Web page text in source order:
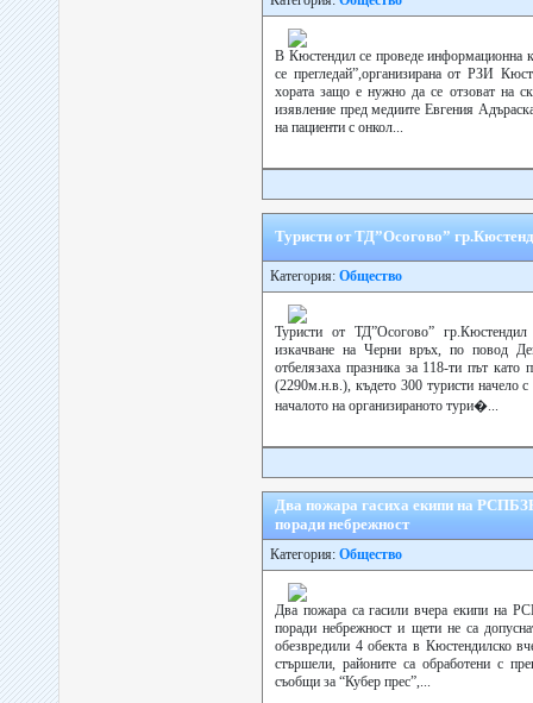
В Кюстендил се проведе информационна
се прегледай”,организирана от РЗИ
хората защо е нужно да се отзоват на
изявление пред медиите Евгения
на пациенти с онкол...
Туристи от ТД”Осогово”
Категория: Общество
Туристи от ТД”Осогово”
изкачване на Черни връх, по повод
отбелязаха празника за 118-ти път като
(2290м.н.в.), където 300 туристи начело
началото на организираното тури�...
Два пожара гасиха екипи на
поради небрежност
Категория: Общество
Два пожара са гасили вчера екипи на
поради небрежност и щети не са
обезвредили 4 обекта в Кюстендилско
стършели, районите са обработени с
съобщи за “Кубер прес”,...